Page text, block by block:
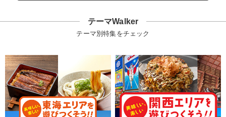
テーマWalker
テーマ別特集をチェック